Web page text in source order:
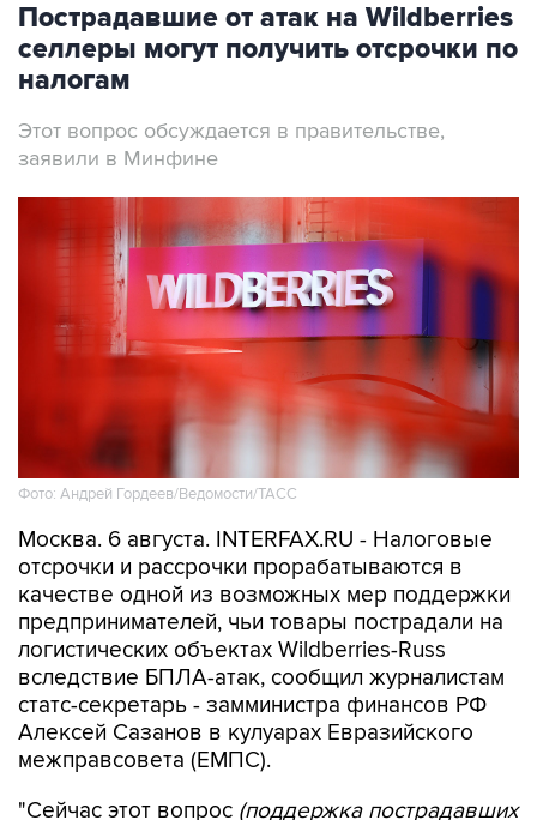
Пострадавшие от атак на Wildberries
селлеры могут получить отсрочки по
налогам
Этот вопрос обсуждается в правительстве,
заявили в Минфине
Фото: Андрей Гордеев/Ведомости/ТАСС
Москва. 6 августа. INTERFAX.RU - Налоговые
отсрочки и рассрочки прорабатываются в
качестве одной из возможных мер поддержки
предпринимателей, чьи товары пострадали на
логистических объектах Wildberries-Russ
вследствие БПЛА-атак, сообщил журналистам
статс-секретарь - замминистра финансов РФ
Алексей Сазанов в кулуарах Евразийского
межправсовета (ЕМПС).
"Сейчас этот вопрос (поддержка пострадавших